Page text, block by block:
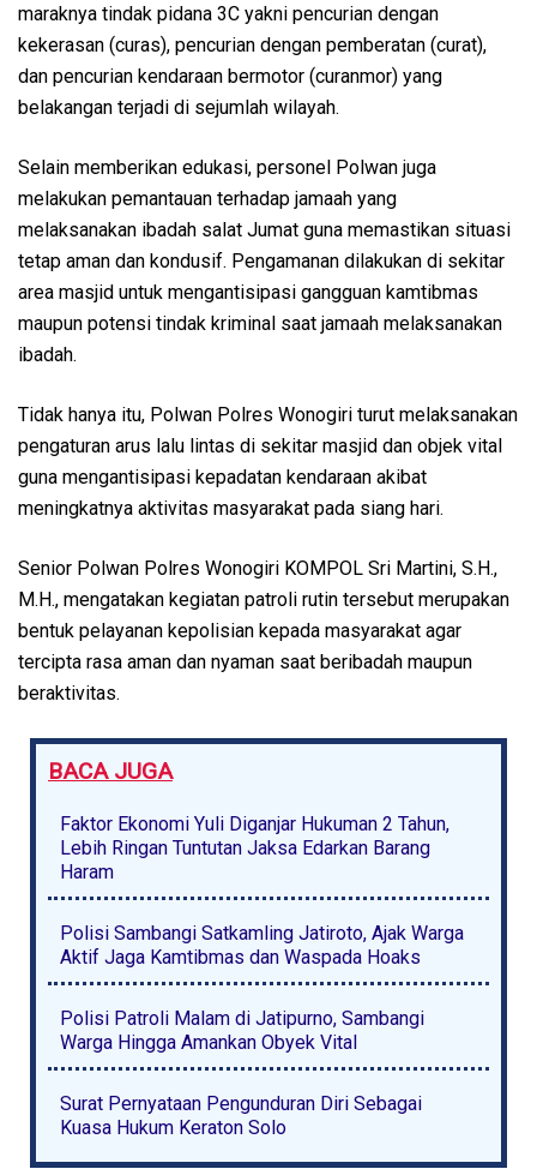
maraknya tindak pidana 3C yakni pencurian dengan
kekerasan (curas), pencurian dengan pemberatan (curat),
dan pencurian kendaraan bermotor (curanmor) yang
belakangan terjadi di sejumlah wilayah.
Selain memberikan edukasi, personel Polwan juga
melakukan pemantauan terhadap jamaah yang
melaksanakan ibadah salat Jumat guna memastikan situasi
tetap aman dan kondusif. Pengamanan dilakukan di sekitar
area masjid untuk mengantisipasi gangguan kamtibmas
maupun potensi tindak kriminal saat jamaah melaksanakan
ibadah.
Tidak hanya itu, Polwan Polres Wonogiri turut melaksanakan
pengaturan arus lalu lintas di sekitar masjid dan objek vital
guna mengantisipasi kepadatan kendaraan akibat
meningkatnya aktivitas masyarakat pada siang hari.
Senior Polwan Polres Wonogiri KOMPOL Sri Martini, S.H.,
M.H., mengatakan kegiatan patroli rutin tersebut merupakan
bentuk pelayanan kepolisian kepada masyarakat agar
tercipta rasa aman dan nyaman saat beribadah maupun
beraktivitas.
BACA JUGA
Faktor Ekonomi Yuli Diganjar Hukuman 2 Tahun,
Lebih Ringan Tuntutan Jaksa Edarkan Barang
Haram
Polisi Sambangi Satkamling Jatiroto, Ajak Warga
Aktif Jaga Kamtibmas dan Waspada Hoaks
Polisi Patroli Malam di Jatipurno, Sambangi
Warga Hingga Amankan Obyek Vital
Surat Pernyataan Pengunduran Diri Sebagai
Kuasa Hukum Keraton Solo